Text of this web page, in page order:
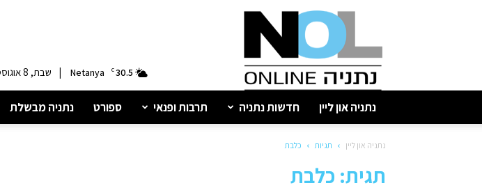
נתניה
30.5
C
Netanya
| שבת, 8 אוגוסט, 2026
נתניה און ליין חדשות נתניה תרבות ופנאי ספורט נתניה מבשלת
נתניה און ליין תגיות כלבת
תגית: כלבת